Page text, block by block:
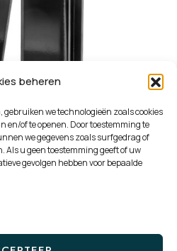
beheren
gebruiken we technologieën zoals cookies
en/of te openen. Door toestemming te
we gegevens zoals surfgedrag of
Als u geen toestemming geeft of uw
gevolgen hebben voor bepaalde
houder